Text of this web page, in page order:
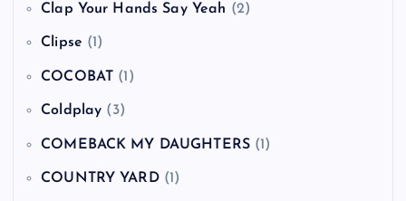
Clap Your Hands Say Yeah (2)
Clipse (1)
COCOBAT (1)
Coldplay (3)
COMEBACK MY DAUGHTERS (1)
COUNTRY YARD(1)